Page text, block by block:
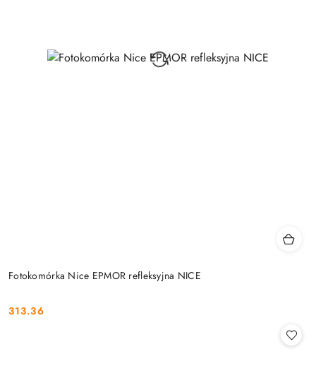
Fotokomórka Nice EPMOR refleksyjna NICE
Cena:
313.36